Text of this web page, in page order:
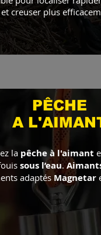
et creuser plus
​PÊCHE
A
la pêche à l'aimant
sous l’eau.
adaptés Magnetar